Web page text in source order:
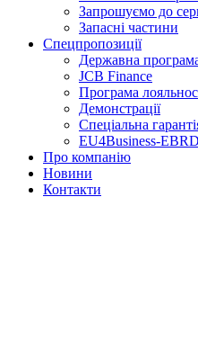
Запрошуємо до
Запасні частини
Спецпропозиції
Державна
JCB Finance
Програма
Демонстрації
Спеціальна
EU4Business-
Про компанію
Новини
Контакти